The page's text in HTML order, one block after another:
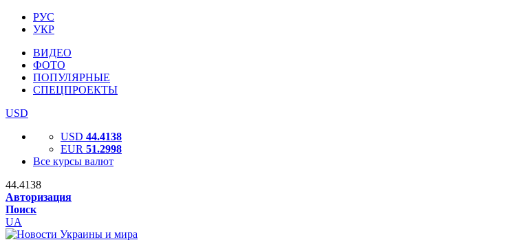
РУС
УКР
ВИДЕО
ФОТО
ПОПУЛЯРНЫЕ
СПЕЦПРОЕКТЫ
USD
USD 44.4138
EUR 51.2998
Все курсы валют
44.4138
Авторизация
Поиск
UA